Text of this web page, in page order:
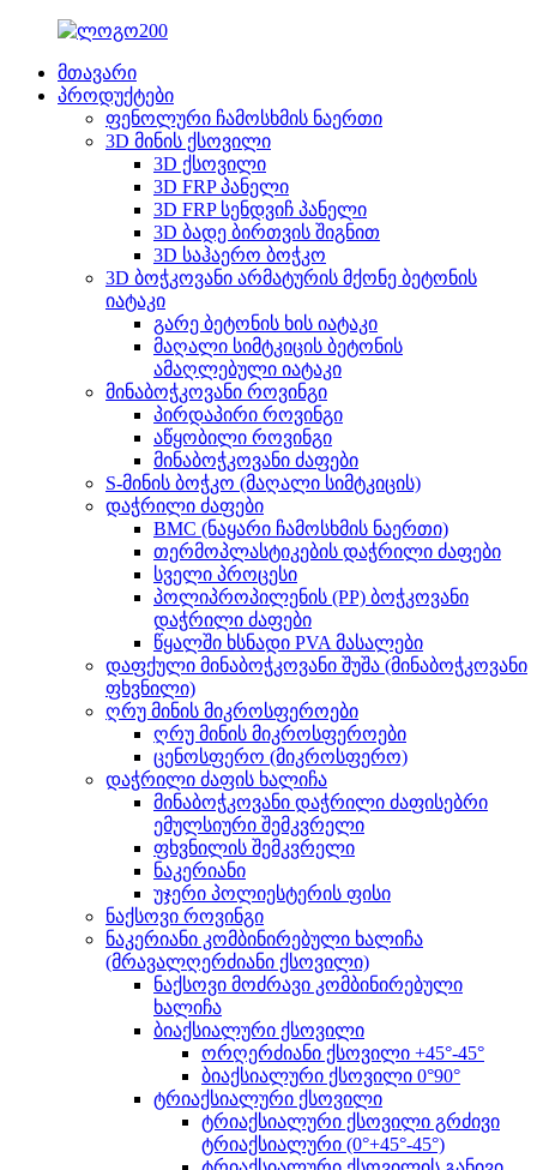
მთავარი
პროდუქტები
ფენოლური ჩამოსხმის ნაერთი
3D მინის ქსოვილი
3D ქსოვილი
3D FRP პანელი
3D FRP სენდვიჩ პანელი
3D ბადე ბირთვის შიგნით
3D საჰაერო ბოჭკო
3D ბოჭკოვანი არმატურის მქონე ბეტონის
იატაკი
გარე ბეტონის ხის იატაკი
მაღალი სიმტკიცის ბეტონის
ამაღლებული იატაკი
მინაბოჭკოვანი როვინგი
პირდაპირი როვინგი
აწყობილი როვინგი
მინაბოჭკოვანი ძაფები
S-მინის ბოჭკო (მაღალი სიმტკიცის)
დაჭრილი ძაფები
BMC (ნაყარი ჩამოსხმის ნაერთი)
თერმოპლასტიკების დაჭრილი ძაფები
სველი პროცესი
პოლიპროპილენის (PP) ბოჭკოვანი
დაჭრილი ძაფები
წყალში ხსნადი PVA მასალები
დაფქული მინაბოჭკოვანი შუშა (მინაბოჭკოვანი
ფხვნილი)
ღრუ მინის მიკროსფეროები
ღრუ მინის მიკროსფეროები
ცენოსფერო (მიკროსფერო)
დაჭრილი ძაფის ხალიჩა
მინაბოჭკოვანი დაჭრილი ძაფისებრი
ემულსიური შემკვრელი
ფხვნილის შემკვრელი
ნაკერიანი
უჯერი პოლიესტერის ფისი
ნაქსოვი როვინგი
ნაკერიანი კომბინირებული ხალიჩა
(მრავალღერძიანი ქსოვილი)
ნაქსოვი მოძრავი კომბინირებული
ხალიჩა
ბიაქსიალური ქსოვილი
ორღერძიანი ქსოვილი +45°-45°
ბიაქსიალური ქსოვილი 0°90°
ტრიაქსიალური ქსოვილი
ტრიაქსიალური ქსოვილი გრძივი
ტრიაქსიალური (0°+45°-45°)